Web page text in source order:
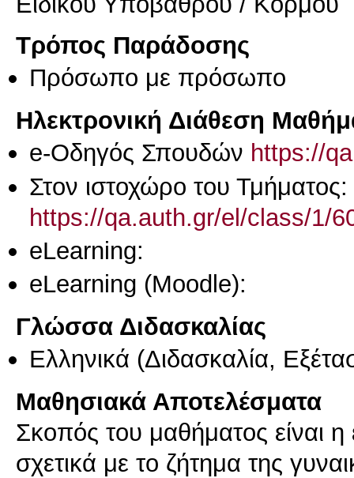
Τρόπος Παράδοσης
Πρόσωπο με πρόσωπο
Ηλεκτρονική Διάθεση
e-Οδηγός Σπουδών https://
Στον ιστοχώρο του Τμήματος:
https://qa.auth.gr/el/class/1/
eLearning:
eLearning (Moodle):
Γλώσσα Διδασκαλίας
Ελληνικά (Διδασκαλία,
Μαθησιακά Αποτελέσματα
Σκοπός του μαθήματος είναι η
σχετικά με το ζήτημα της